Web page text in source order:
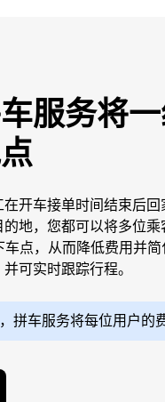
服务将
开车接单时间结束后
地，您都可以将多位
车点，从而降低费用并
可实时跟踪行程。
拼车服务将每位用户的